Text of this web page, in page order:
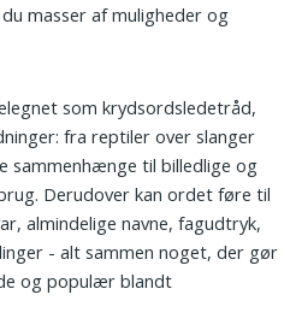
masser af muligheder og
som krydsordsledetråd,
fra reptiler over slanger
sammenhænge til billedlige og
Derudover kan ordet føre til
almindelige navne, fagudtryk,
- alt sammen noget, der gør
og populær blandt